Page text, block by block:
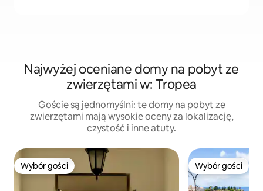
Najwyżej oceniane domy na pobyt ze
zwierzętami w: Tropea
Goście są jednomyślni: te domy na pobyt ze
zwierzętami mają wysokie oceny za lokalizację,
czystość i inne atuty.
Wybór gości
Wybór gości Wybór gości
Wybór gości